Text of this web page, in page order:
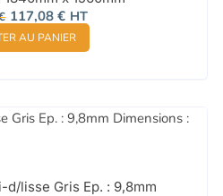
Le
prix
initial
était :
117,08€Le
prix
actuel
est :
HT
AU PANIER
d/lisse Gris Ep. : 9,8mm